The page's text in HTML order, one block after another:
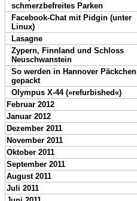
schmerzbefreites Parken
Facebook-Chat mit Pidgin (unter
Linux)
Lasagne
Zypern, Finnland und Schloss
Neuschwanstein
So werden in Hannover Päckchen
gepackt
Olympus X-44 (»refurbished«)
Februar 2012
Januar 2012
Dezember 2011
November 2011
Oktober 2011
September 2011
August 2011
Juli 2011